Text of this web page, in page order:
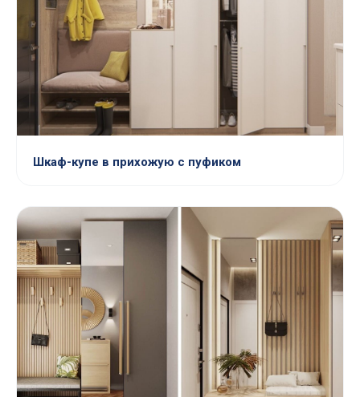
Шкаф-купе в прихожую с пуфиком